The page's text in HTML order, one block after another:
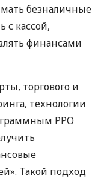
безналичные
с кассой,
финансами
торгового и
технологии
РРО
Такой подход